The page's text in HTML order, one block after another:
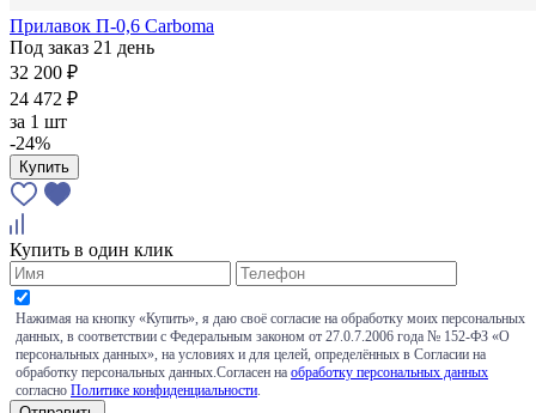
Прилавок П-0,6 Carboma
Под заказ 21 день
32 200 ₽
24 472 ₽
за 1 шт
-24%
Купить
Купить в один клик
Нажимая на кнопку «Купить», я даю своё согласие на обработку моих персональных
данных, в соответствии с Федеральным законом от 27.0.7.2006 года № 152-ФЗ «О
персональных данных», на условиях и для целей, определённых в Согласии на
обработку персональных данных.Согласен на обработку персональных данных
согласно Политике конфиденциальности